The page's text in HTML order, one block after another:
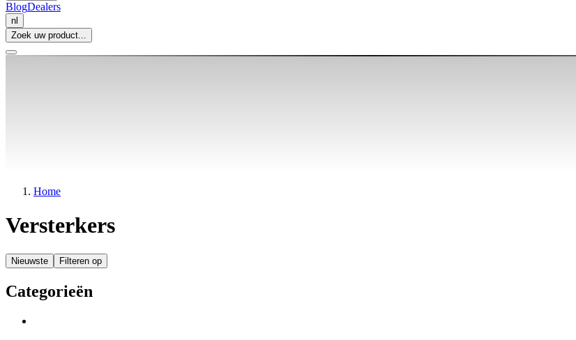
BlogDealers
nl
Zoek uw product...
Home
Versterkers
Nieuwste Filteren op
Categorieën